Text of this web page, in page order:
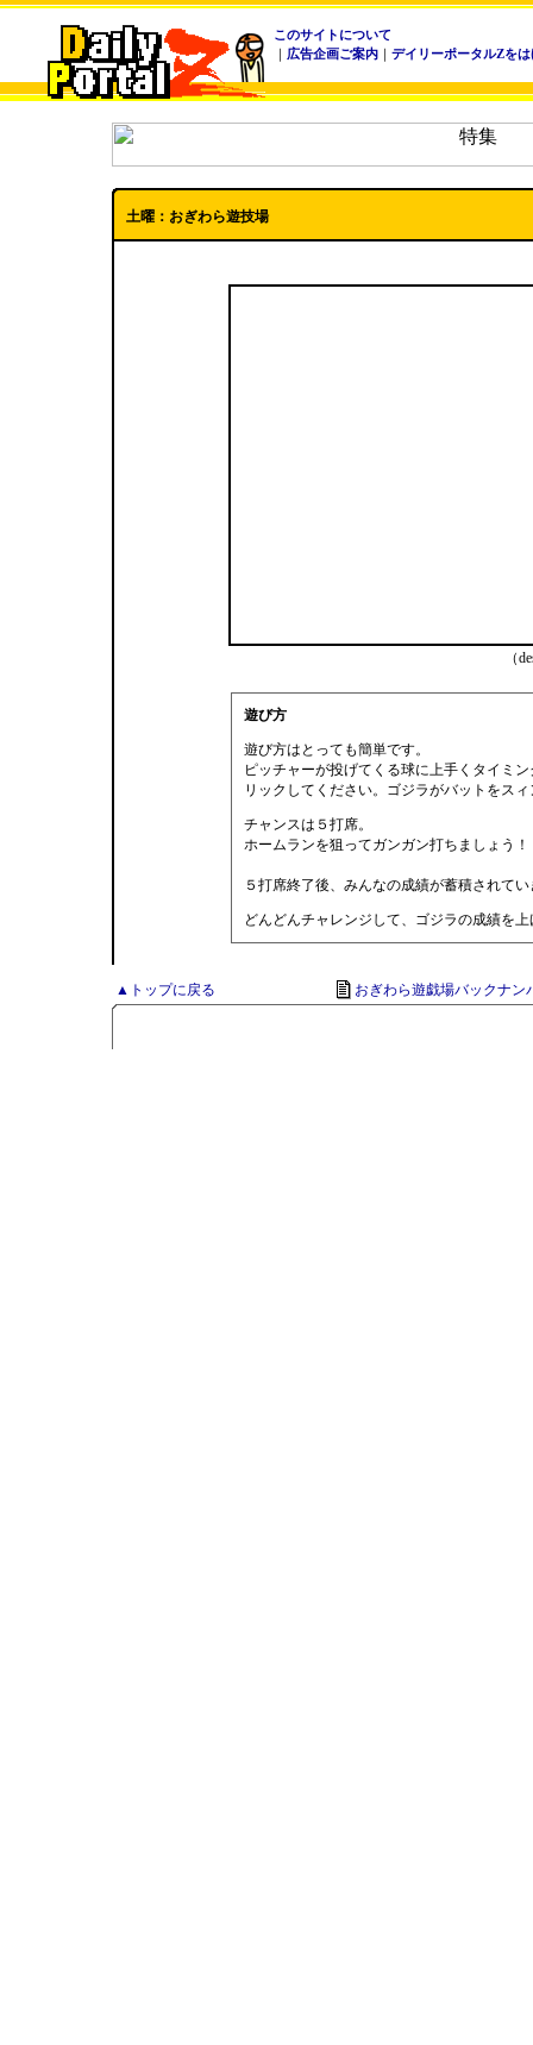
このサイトについて
｜ 広告企画ご案内 ｜ デイリーポータルZを
土曜：おぎわら遊技場
（
遊び方
遊び方はとっても簡単です。
ピッチャーが投げてくる球に上手くタイミ
リックしてください。ゴジラがバットをス
チャンスは５打席。
ホームランを狙ってガンガン打ちましょう！
５打席終了後、みんなの成績が蓄積されて
どんどんチャレンジして、ゴジラの成績を
▲トップに戻る おぎわら遊戯場バックナン